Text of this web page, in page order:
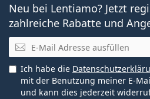
Neu bei Lentiamo? Jetzt
zahlreiche Rabatte und
E-Mail
Ich habe die
mit der Benutzung meiner E-
und kann dies jederzeit